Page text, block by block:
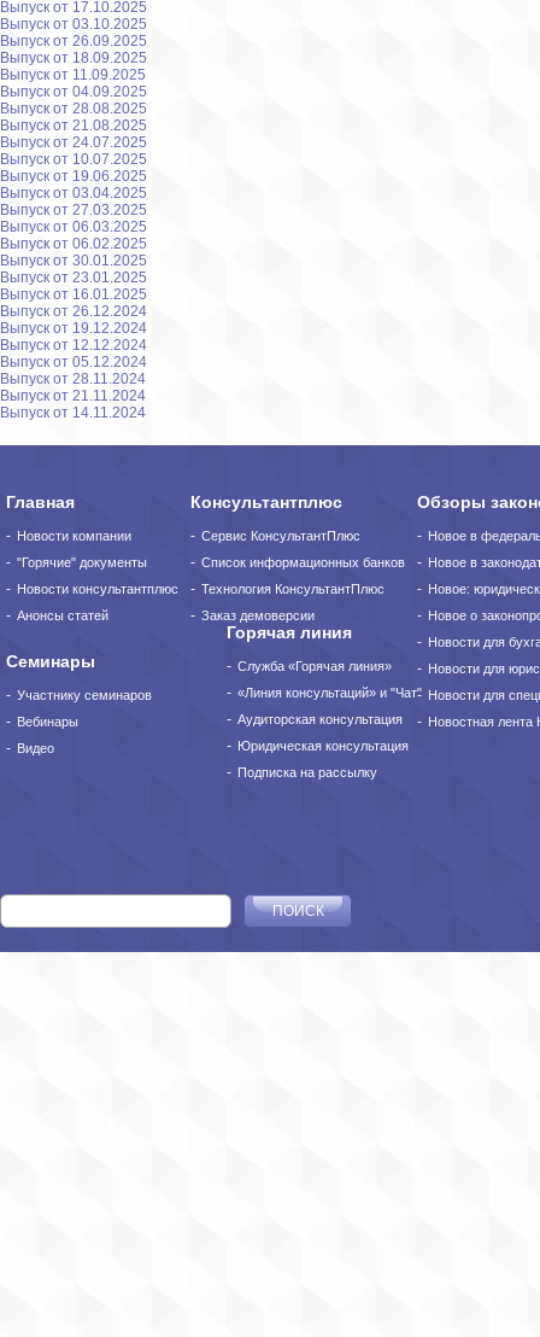
Выпуск от 17.10.2025
Выпуск от 03.10.2025
Выпуск от 26.09.2025
Выпуск от 18.09.2025
Выпуск от 11.09.2025
Выпуск от 04.09.2025
Выпуск от 28.08.2025
Выпуск от 21.08.2025
Выпуск от 24.07.2025
Выпуск от 10.07.2025
Выпуск от 19.06.2025
Выпуск от 03.04.2025
Выпуск от 27.03.2025
Выпуск от 06.03.2025
Выпуск от 06.02.2025
Выпуск от 30.01.2025
Выпуск от 23.01.2025
Выпуск от 16.01.2025
Выпуск от 26.12.2024
Выпуск от 19.12.2024
Выпуск от 12.12.2024
Выпуск от 05.12.2024
Выпуск от 28.11.2024
Выпуск от 21.11.2024
Выпуск от 14.11.2024
Главная
Новости компании
"Горячие" документы
Новости консультантплюс
Анонсы статей
Консультантплюс
Сервис КонсультантПлюс
Список информационных банков
Технология КонсультантПлюс
Заказ демоверсии
Обзоры
Новое в
Новое в
Новое:
Новое о
Новости для
Новости для
Новости для
Новостная лента
Горячая линия
Служба «Горячая линия»
«Линия консультаций» и "Чат"
Аудиторская консультация
Юридическая консультация
Подписка на рассылку
Семинары
Участнику семинаров
Вебинары
Видео